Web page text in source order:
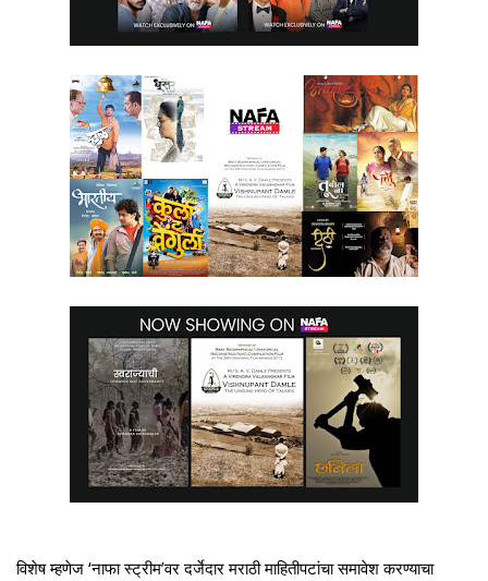
विशेष म्हणेज ‘नाफा स्ट्रीम’वर दर्जेदार मराठी माहितीपटांचा समावेश करण्याचा